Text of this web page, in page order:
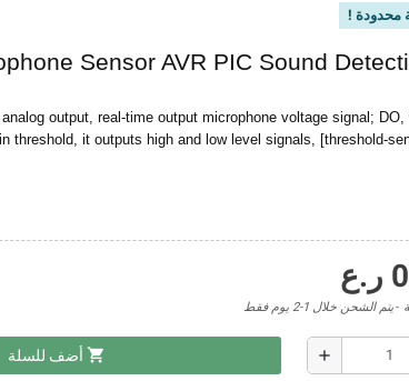
محدودة !
Sensor AVR PIC Sound
output, real-time output microphone voltage signal; DO,
threshold, it outputs high and low level signals, [threshold-
يتم الشحن خلال 1-2 يوم فقط
add
shopping_cart أضف للسلة